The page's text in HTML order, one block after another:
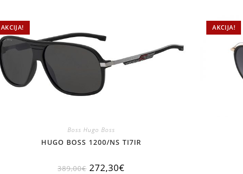
AKCIJA!
Boss Hugo Boss
HUGO BOSS 1200/NS TI7IR
389,00€ 272,30€
AKCIJA!